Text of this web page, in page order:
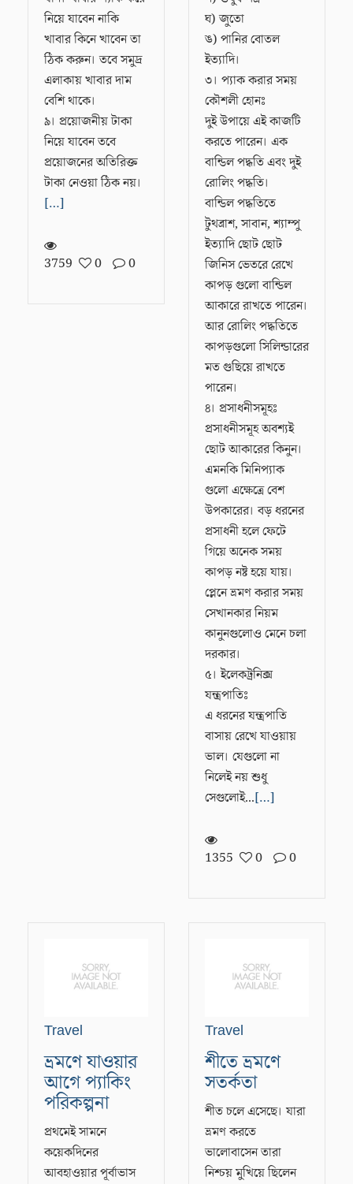
নিয়ে যাবেন নাকি
খাবার কিনে খাবেন তা
ঠিক করুন। তবে সমুদ্র
এলাকায় খাবার দাম
বেশি থাকে।
৯। প্রয়োজনীয় টাকা
নিয়ে যাবেন তবে
প্রয়োজনের অতিরিক্ত
টাকা নেওয়া ঠিক নয়।
[…]
3759 0 0
ঘ) জুতো
ঙ) পানির বোতল
ইত্যাদি।
৩। প্যাক করার সময়
কৌশলী হোনঃ
দুই উপায়ে এই কাজটি
করতে পারেন। এক
বান্ডিল পদ্ধতি এবং দুই
রোলিং পদ্ধতি।
বান্ডিল পদ্ধতিতে
টুথব্রাশ, সাবান, শ্যাম্পু
ইত্যাদি ছোট ছোট
জিনিস ভেতরে রেখে
কাপড় গুলো বান্ডিল
আকারে রাখতে পারেন।
আর রোলিং পদ্ধতিতে
কাপড়গুলো সিলিন্ডারের
মত গুছিয়ে রাখতে
পারেন।
৪। প্রসাধনীসমূহঃ
প্রসাধনীসমূহ অবশ্যই
ছোট আকারের কিনুন।
এমনকি মিনিপ্যাক
গুলো এক্ষেত্রে বেশ
উপকারের। বড় ধরনের
প্রসাধনী হলে ফেটে
গিয়ে অনেক সময়
কাপড় নষ্ট হয়ে যায়।
প্লেনে ভ্রমণ করার সময়
সেখানকার নিয়ম
কানুনগুলোও মেনে চলা
দরকার।
৫। ইলেকট্রনিক্স
যন্ত্রপাতিঃ
এ ধরনের যন্ত্রপাতি
বাসায় রেখে যাওয়ায়
ভাল। যেগুলো না
নিলেই নয় শুধু
সেগুলোই...[…]
1355 0 0
Travel
ভ্রমণে যাওয়ার
আগে প্যাকিং
পরিকল্পনা
প্রথমেই সামনে
কয়েকদিনের
আবহাওয়ার পূর্বাভাস
Travel
শীতে ভ্রমণে
সতর্কতা
শীত চলে এসেছে। যারা
ভ্রমণ করতে
ভালোবাসেন তারা
নিশ্চয় মুখিয়ে ছিলেন